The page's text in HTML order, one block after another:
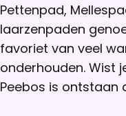
Pettenpad,
laarzenpaden
favoriet van veel
onderhouden. Wist
Peebos is ontstaan